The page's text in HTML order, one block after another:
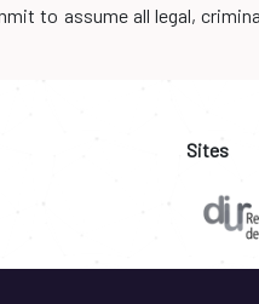
to assume all legal,
Sites